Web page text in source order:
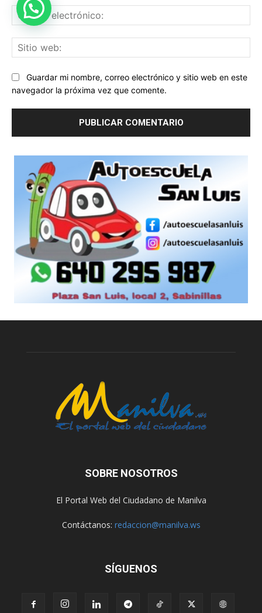
Guardar mi nombre, correo electrónico y sitio web en este
navegador la próxima vez que comente.
SOBRE NOSOTROS
El Portal Web del Ciudadano de Manilva
Contáctanos: redaccion@manilva.ws
SÍGUENOS